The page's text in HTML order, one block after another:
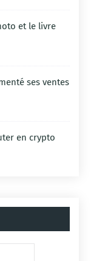
et le livre
ses ventes
en crypto